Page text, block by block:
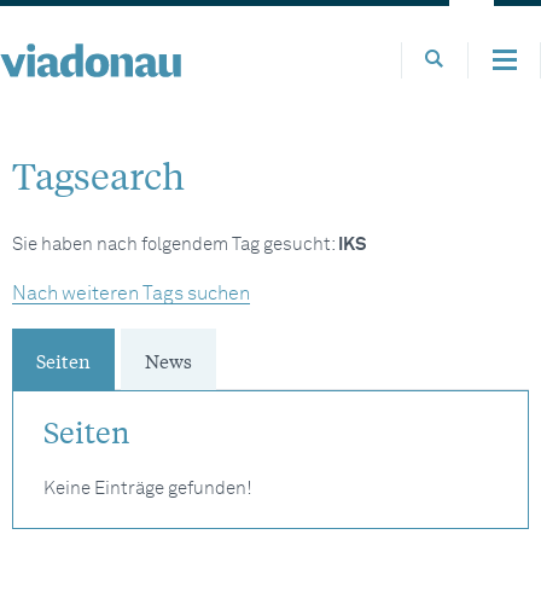
Tagsearch
Sie haben nach folgendem Tag gesucht: IKS
Nach weiteren Tags suchen
Seiten News
Seiten
Keine Einträge gefunden!